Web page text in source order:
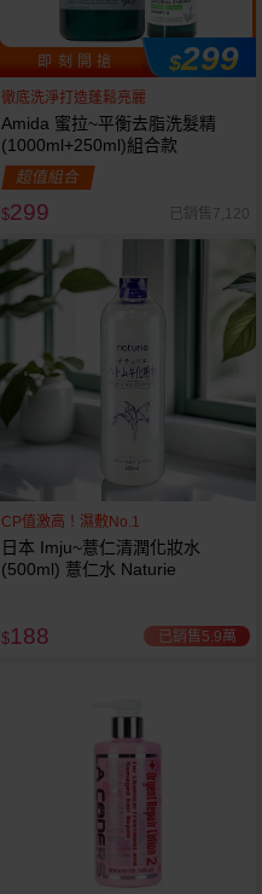
即 刻 開 搶 $299
徹底洗淨打造蓬鬆亮麗
Amida 蜜拉~平衡去脂洗髮精
(1000ml+250ml)組合款
超值組合
$299 已銷售7,120
CP值激高！濕敷No.1
日本 Imju~薏仁清潤化妝水
(500ml) 薏仁水 Naturie
$188 已銷售5.9萬